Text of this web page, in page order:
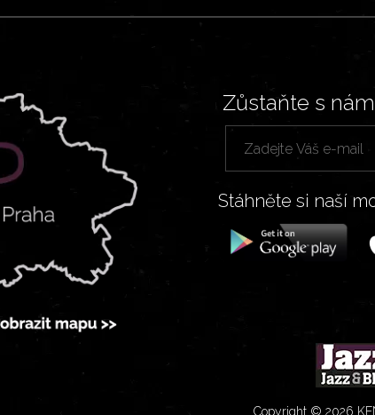
Zůstaňte s
Stáhněte si naší
Copyright © 2026